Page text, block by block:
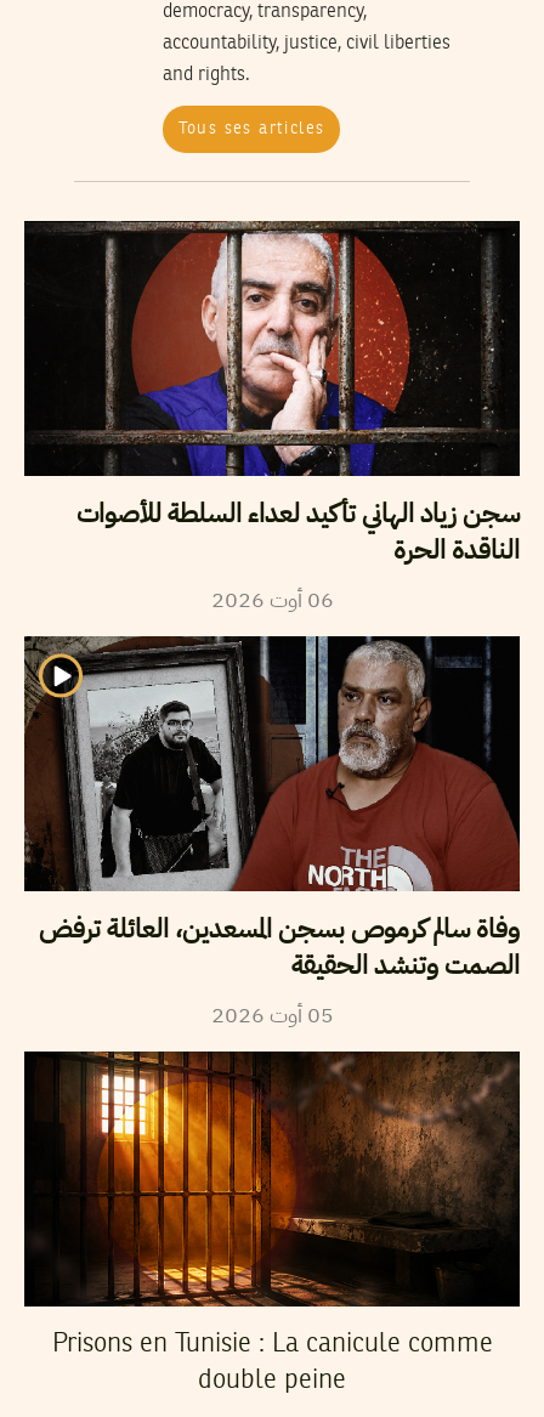
democracy, transparency,
accountability, justice, civil liberties
and rights.
Tous ses articles
سجن زياد الهاني تأكيد لعداء السلطة للأصوات
الناقدة الحرة
06 أوت2026
وفاة سالم كرموص بسجن المسعدين، العائلة ترفض
الصمت وتنشد الحقيقة
05 أوت2026
Prisons en Tunisie : La canicule comme
double peine